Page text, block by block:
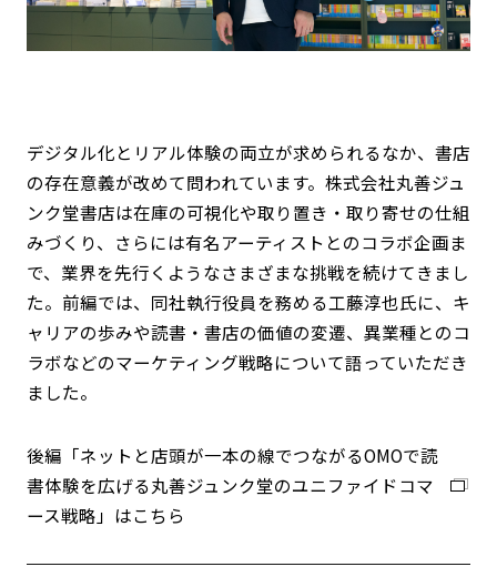
デジタル化とリアル体験の両立が求められるなか、書店
の存在意義が改めて問われています。株式会社丸善ジュ
ンク堂書店は在庫の可視化や取り置き・取り寄せの仕組
みづくり、さらには有名アーティストとのコラボ企画ま
で、業界を先行くようなさまざまな挑戦を続けてきまし
た。前編では、同社執行役員を務める工藤淳也氏に、キ
ャリアの歩みや読書・書店の価値の変遷、異業種とのコ
ラボなどのマーケティング戦略について語っていただき
ました。
後編「ネットと店頭が一本の線でつながるOMOで読
書体験を広げる丸善ジュンク堂のユニファイドコマ
ース戦略」はこちら